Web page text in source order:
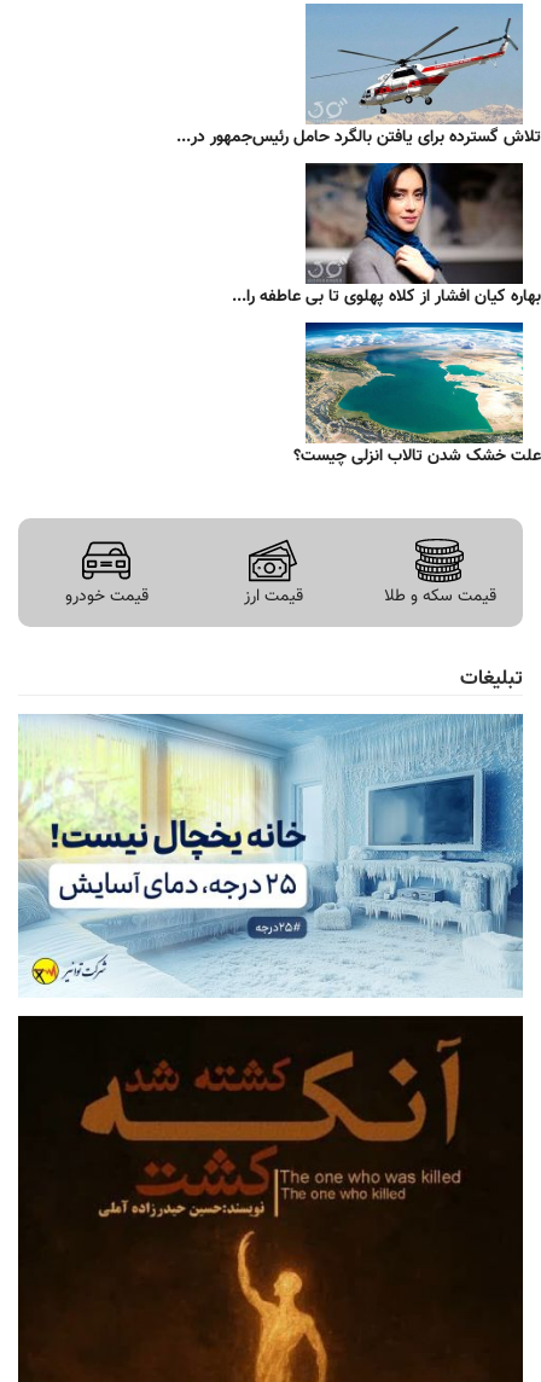
تلاش گسترده برای یافتن بالگرد حامل رئیس‌جمهور در...
بهاره کیان افشار از کلاه پهلوی تا بی عاطفه را...
علت خشک شدن تالاب انزلی چیست؟
قیمت سکه و طلا قیمت ارز قیمت خودرو
تبلیغات